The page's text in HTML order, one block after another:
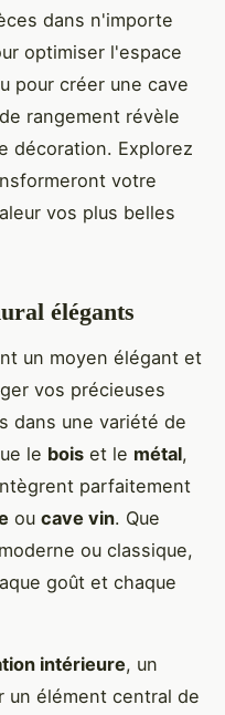
dans n'importe
optimiser l'espace
pour créer une cave
rangement révèle
décoration. Explorez
votre
vos plus belles
élégants
un moyen élégant et
vos précieuses
dans une variété de
le bois et le métal,
parfaitement
ou cave vin. Que
ou classique,
goût et chaque
intérieure, un
un élément central de